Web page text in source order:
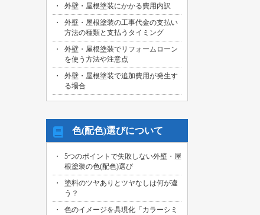
外壁・屋根塗装にかかる費用内訳
外壁・屋根塗装の工事代金の支払い
方法の種類と支払うタイミング
外壁・屋根塗装でリフォームローン
を使う方法や注意点
外壁・屋根塗装で追加費用が発生す
る場合
色(配色)選びについて
5つのポイントで失敗しない外壁・屋
根塗装の色(配色)選び
塗料のツヤありとツヤなしは何が違
う？
色のイメージを具現化「カラーシミ